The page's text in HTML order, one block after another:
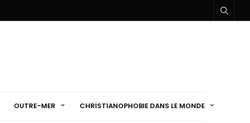
OUTRE-MER CHRISTIANOPHOBIE DANS LE MONDE